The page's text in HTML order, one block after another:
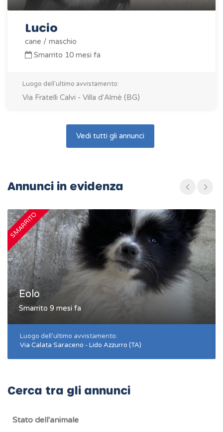
Lucio
cane / maschio
Smarrito 10 mesi fa
Luogo dell'ultimo avvistamento:
Via Fratelli Calvi - Villa d'Almè (BG)
Vedi tutti gli annunci
Annunci in evidenza
SMARRITO
Eolo
Smarrito 9 mesi fa
Luogo dell'ultimo avvistamento:
Via Calata Saraceno - Lido Azzurro (TA)
Cerca tra gli annunci
Stato dell'animale